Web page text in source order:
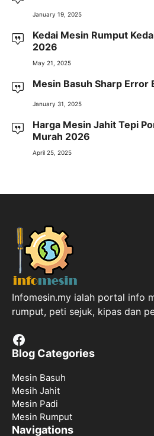
January 19, 2025
Kedai Mesin Rumput
2026
May 21, 2025
Mesin Basuh Sharp Error
January 31, 2025
Harga Mesin Jahit Tepi
Murah 2026
April 25, 2025
Infomesin.my ialah portal info
rumput, peti sejuk, kipas dan
Facebook
Blog Categories
Mesin Basuh
Mesih Jahit
Mesin Padi
Mesin Rumput
Navigations